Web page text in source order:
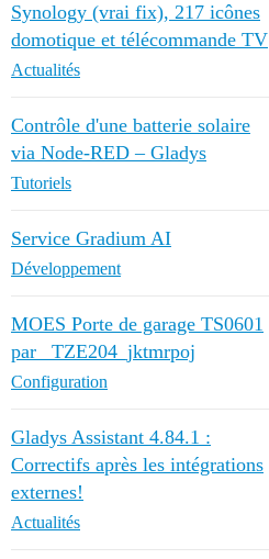
Synology (vrai fix), 217 icônes
domotique et télécommande TV
Actualités
Contrôle d'une batterie solaire
via Node-RED – Gladys
Tutoriels
Service Gradium AI
Développement
MOES Porte de garage TS0601
par _TZE204_jktmrpoj
Configuration
Gladys Assistant 4.84.1 :
Correctifs après les intégrations
externes!
Actualités